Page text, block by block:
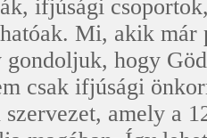
ifjúsági
Mi, akik
gondoljuk, hogy
csak ifjúsági
amely a